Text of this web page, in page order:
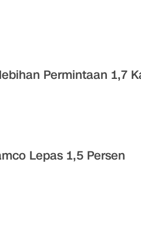
Permintaan 1,7
Lepas 1,5 Persen